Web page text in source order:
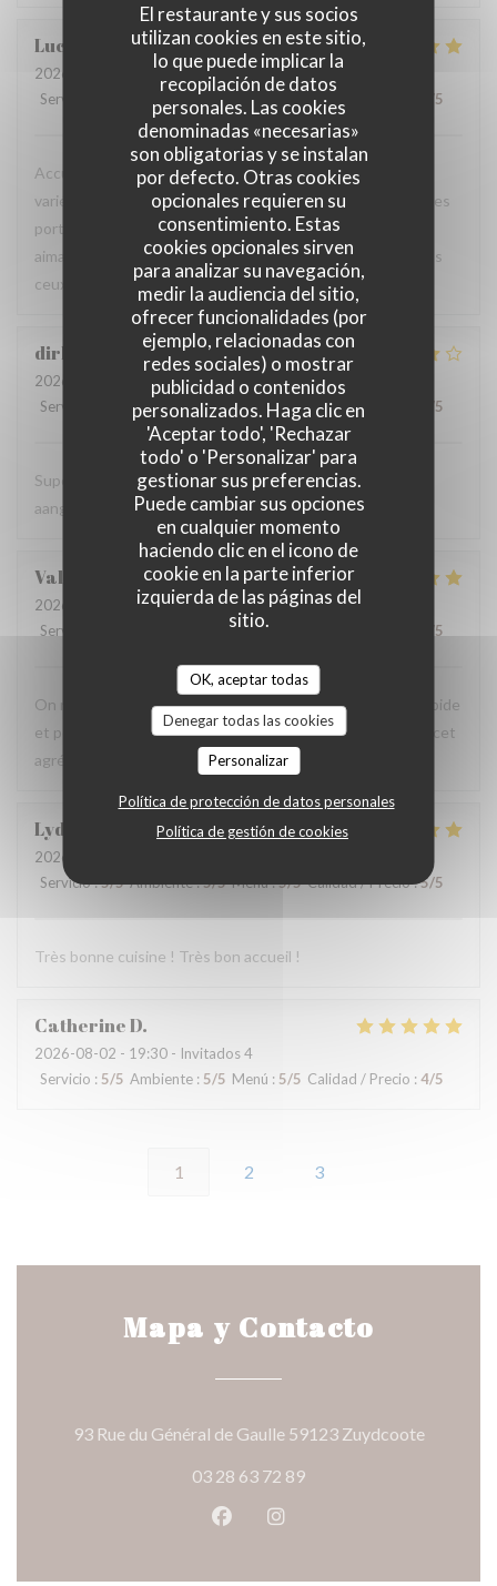
El restaurante y sus socios
utilizan cookies en este sitio,
lo que puede implicar la
recopilación de datos
personales. Las cookies
denominadas «necesarias»
son obligatorias y se instalan
por defecto. Otras cookies
opcionales requieren su
consentimiento. Estas
cookies opcionales sirven
para analizar su navegación,
medir la audiencia del sitio,
ofrecer funcionalidades (por
ejemplo, relacionadas con
redes sociales) o mostrar
publicidad o contenidos
personalizados. Haga clic en
'Aceptar todo', 'Rechazar
todo' o 'Personalizar' para
gestionar sus preferencias.
Puede cambiar sus opciones
en cualquier momento
haciendo clic en el icono de
cookie en la parte inferior
izquierda de las páginas del
sitio.
OK, aceptar todas
Denegar todas las cookies
Personalizar
Política de protección de datos personales
Política de gestión de cookies
Luc
2026-08-06
- 18:45 - Invitados 2
Servicio
: /5 Menú Calidad / Precio /5
Accueil chaleureux et professionnel, table agréable, carte
variée avec un bon choix de plats. Les produits sont frais, les
portions généreuses et le service est particulièrement
aimable. Une excellente adresse que je recommande à tous
ceux qui sont de passage dans la région.
dirk
2026-08-06
- 19:00 - Invitados 2
Servicio
Ambiente: 5/5 Menú: 4/5 Calidad / Precio /5
Super vriendelijke ontvagst, zeer goede prijs kwaliteit,
aangenaam kader, een aanradee
Valerie
2026-08-06
- 12:45 - Invitados 4
Servicio
Menú /5
On recommande vivement, carte avec du choix ,service rapide
et personnels très agréable, prix raisonnables..merci pour cet
agréable moment en terrasse.
Lydia
2026-08-06
Servicio:5/5 Ambiente:5/5 Menú:5/5 Calidad / Precio:5/5
Très bonne cuisine ! Très bon accueil !
CatherineD
2026-08-02 - 19:30 - Invitados 4
Servicio : 5/5 Ambiente : 5/5 Menú : 5/5 Calidad / Precio :4/5
1 2 3
Mapa y Contacto
93 Rue du Général de Gaulle 59123 Zuydcoote((abre en
03 28 63 72 89
Facebook ((abre en una nueva
Instagram ((abre en una